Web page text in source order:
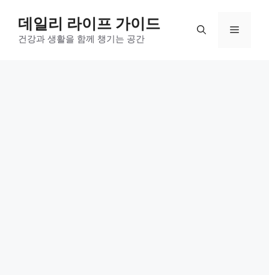
데일리 라이프 가이드
건강과 생활을 함께 챙기는 공간
메